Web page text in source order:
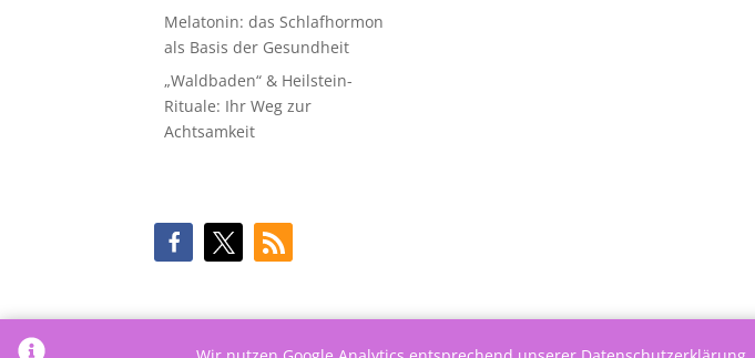
Melatonin: das Schlafhormon
als Basis der Gesundheit
„Waldbaden“ & Heilstein-
Rituale: Ihr Weg zur
Achtsamkeit